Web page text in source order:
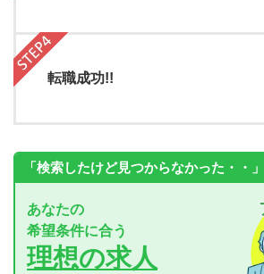
転職成功!!
「検索したけど見つからなかった・・」
あなたの
希望条件に合う
理想の求人